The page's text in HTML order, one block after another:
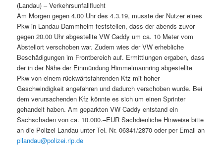
(Landau) – Verkehrsunfallflucht
Am Morgen gegen 4.00 Uhr des 4.3.19, musste der Nutzer eines
Pkw in Landau-Dammheim feststellen, dass der abends zuvor
gegen 20.00 Uhr abgestellte VW Caddy um ca. 10 Meter vom
Abstellort verschoben war. Zudem wies der VW erhebliche
Beschädigungen im Frontbereich auf. Ermittlungen ergaben, dass
der in der Nähe der Einmündung Himmelmannring abgestellte
Pkw von einem rückwärtsfahrenden Kfz mit hoher
Geschwindigkeit angefahren und dadurch verschoben wurde. Bei
dem verursachenden Kfz könnte es sich um einen Sprinter
gehandelt haben. Am geparkten VW Caddy entstand ein
Sachschaden von ca. 10.000.–EUR Sachdienliche Hinweise bitte
an die Polizei Landau unter Tel. Nr. 06341/2870 oder per Email an
pilandau@polizei.rlp.de